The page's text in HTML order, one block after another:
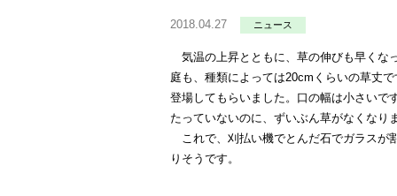
2018.04.27 ニュース
気温の上昇とともに、草の伸びも早くな
庭も、種類によっては20cmくらいの草丈
登場してもらいました。口の幅は小さいで
たっていないのに、ずいぶん草がなくなり
これで、刈払い機でとんだ石でガラスが
りそうです。